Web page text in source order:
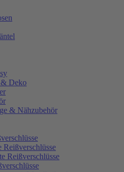
& Deko
& Nähzubehör
Reißverschlüsse
Reißverschlüsse